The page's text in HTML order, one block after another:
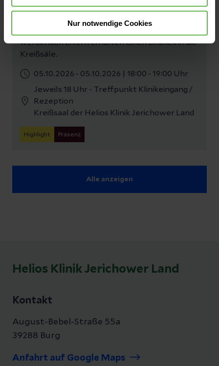
Nur notwendige Cookies
Möglichkeit, Fragen zum Thema
Schwangerschaft, Geburt und Wochenbett
werdenden Eltern erhalten einen Einblick in die
Kreißsäle.
05.10.2026 - 05.10.2026
18:00 - 19:00 Uhr
Jeweils 18 Uhr - Treffpunkt Klinikeingang /
Rezeption
Kreißsaal der Helios Klinik Jerichower Land
Highlight Präsenz
Alle anzeigen
Helios Klinik Jerichower Land
Kontakt
August-Bebel-Straße 55a
39288 Burg
Anfahrt auf Google Maps